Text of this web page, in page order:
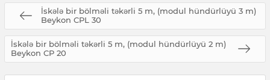
İskələ bir bölməli təkərli 5 m, (modul hündürlüyü 3 m)
Beykon CPL 30
İskələ bir bölməli təkərli 5 m, (modul hündürlüyü 2 m)
Beykon CP 20